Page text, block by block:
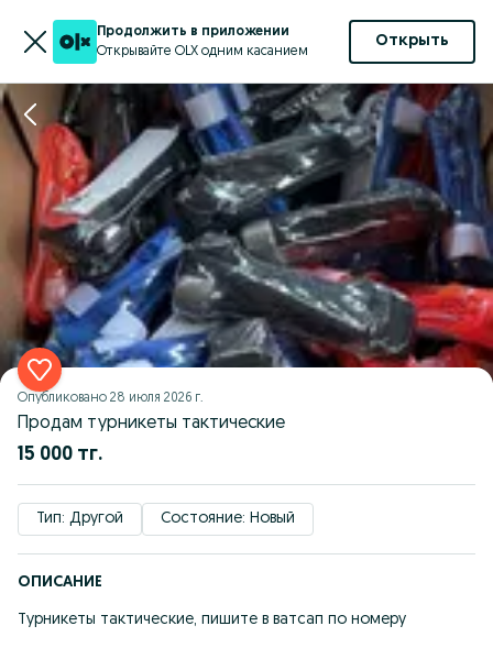
Продолжить в приложении
Открывайте OLX одним касанием
Открыть
Опубликовано 28 июля 2026 г.
Продам турникеты тактические
15 000 тг.
Тип: Другой Состояние: Новый
ОПИСАНИЕ
Турникеты тактические, пишите в ватсап по номеру